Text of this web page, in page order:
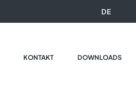
DE
KONTAKT DOWNLOADS